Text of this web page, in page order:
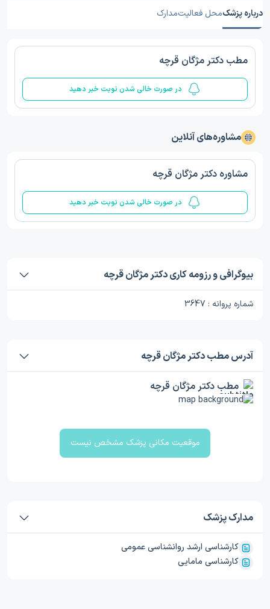
درباره پزشکمحل فعالیتمدارک
مطب دکتر مژگان قرچه
در صورت خالی شدن نوبت خبر دهید
مشاوره‌های آنلاین
مشاوره دکتر مژگان قرچه
در صورت خالی شدن نوبت خبر دهید
بیوگرافی و رزومه کاری دکتر مژگان قرچه
شماره پروانه : 3647
آدرس مطب دکتر مژگان قرچه
مطب دکتر مژگان قرچه
موقعیت مکانی پزشک مشخص نیست
مدارک پزشک
کارشناسی ارشد روانشناسی عمومی
کارشناسی مامایی